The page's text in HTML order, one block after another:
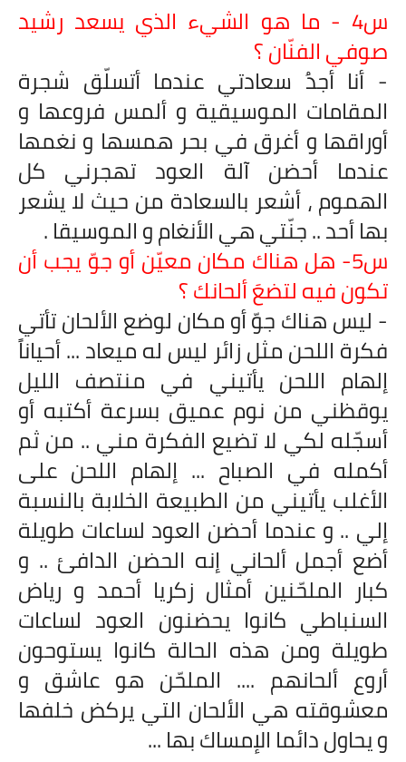
س4 - ما هو الشيء الذي يسعد رشيد
صوفي الفنّان ؟
- أنا أجدُ سعادتي عندما أتسلّق شجرة
المقامات الموسيقية و ألمس فروعها و
أوراقها و أغرق في بحر همسها و نغمها
عندما أحضن آلة العود تهجرني كل
الهموم ، أشعر بالسعادة من حيث لا يشعر
بها أحد .. جنّتي هي الأنغام و الموسيقا .
س5- هل هناك مكان معيّن أو جوّ يجب أن
تكون فيه لتضعَ ألحانك ؟
- ليس هناك جوّ أو مكان لوضع الألحان تأتي
فكرة اللحن مثل زائر ليس له ميعاد ... أحياناً
إلهام اللحن يأتيني في منتصف الليل
يوقظني من نوم عميق بسرعة أكتبه أو
أسجّله لكي لا تضيع الفكرة مني .. من ثم
أكمله في الصباح ... إلهام اللحن على
الأغلب يأتيني من الطبيعة الخلابة بالنسبة
إلي .. و عندما أحضن العود لساعات طويلة
أضع أجمل ألحاني إنه الحضن الدافئ .. و
كبار الملحّنين أمثال زكريا أحمد و رياض
السنباطي كانوا يحضنون العود لساعات
طويلة ومن هذه الحالة كانوا يستوحون
أروع ألحانهم .... الملحّن هو عاشق و
معشوقته هي الألحان التي يركض خلفها
و يحاول دائما الإمساك بها ...